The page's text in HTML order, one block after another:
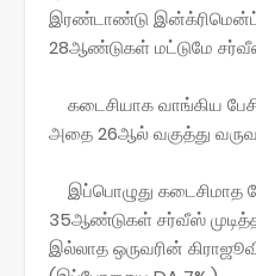
இரண்டாண்டு
28ஆண்டுகள் மட்டுமே
கடைசியாக வாங்கிய
அதை 26ஆல் வகுத்து
இப்பொழுது கடைசிமாத
35ஆண்டுகள் சர்வீஸ்
இல்லாத ஒருவரின்